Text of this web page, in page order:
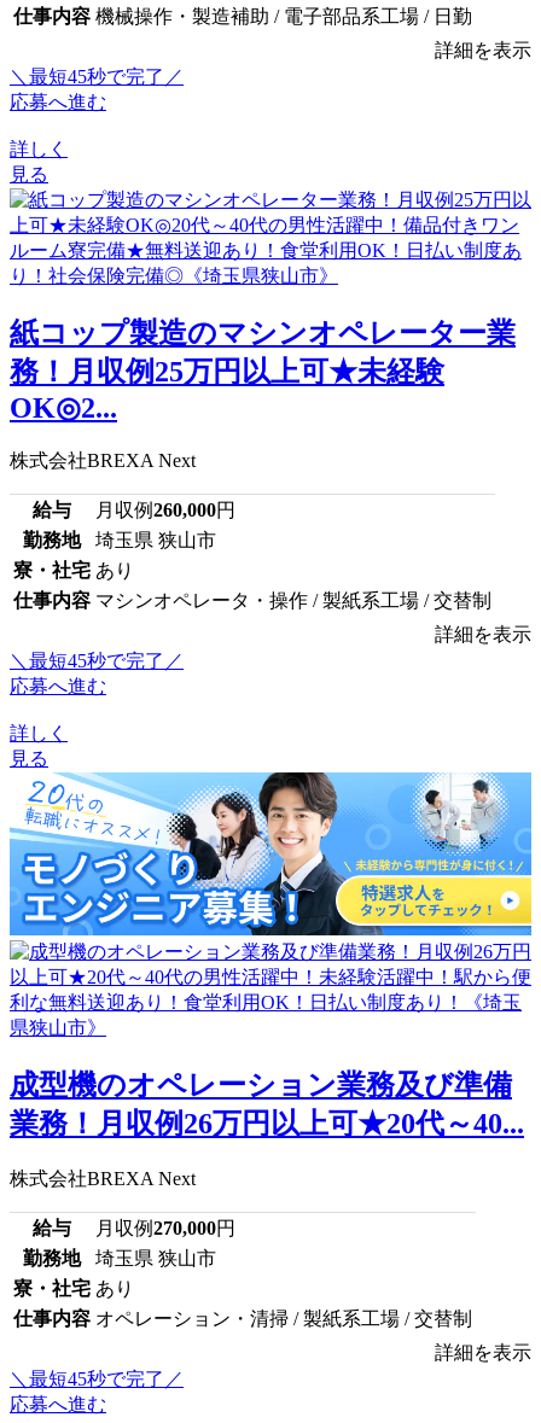
仕事内容 機械操作・製造補助 / 電子部品系工場 / 日勤
詳細を表示
＼最短45秒で完了／
応募へ進む
詳しく
見る
紙コップ製造のマシンオペレーター業
務！月収例25万円以上可★未経験
OK◎2...
株式会社BREXA Next
給与 月収例260,000円
勤務地
埼玉県 狭山市
寮・社宅 あり
仕事内容 マシンオペレータ・操作 / 製紙系工場 / 交替制
詳細を表示
＼最短45秒で完了／
応募へ進む
詳しく
見る
成型機のオペレーション業務及び準備
業務！月収例26万円以上可★20代～40...
株式会社BREXA Next
給与 月収例270,000円
勤務地
埼玉県 狭山市
寮・社宅 あり
仕事内容 オペレーション・清掃 / 製紙系工場 / 交替制
詳細を表示
＼最短45秒で完了／
応募へ進む